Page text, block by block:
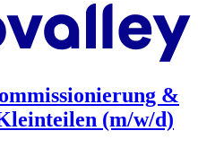
&
(m/w/d)